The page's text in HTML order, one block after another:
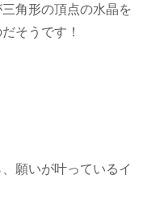
角形の頂点の水晶を
そうです！
願いが叶っているイ